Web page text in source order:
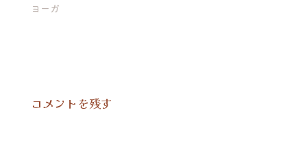
ヨーガ
コメントを残す